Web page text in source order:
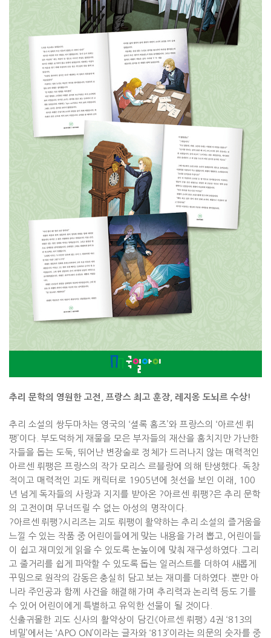
추리 문학의 영원한 고전 프랑스 최고 훈장 레지옹 도뇌르 수상!
추리 소설의 쌍두마차는 영국의 ‘셜록 홈즈’와 프랑스의 ‘아르센 뤼
팽’이다 부도덕하게 재물을 모은 부자들의 재산을 훔치지만 가난한
자들을 돕는 도둑
뛰어난 변장술로 정체가 드러나지 않는 매력적인
아르센 뤼팽은 프랑스의 작가 모리스 르블랑에 의해 탄생했다 독창
적이고 매력적인 괴도 캐릭터로 1905 년에 첫선을 보인 이래
, 100
년 넘게 독자들의 사랑과 지지를 받아온 ?아르센 뤼팽 ?은 추리 문학
의 고전이며 무너뜨릴 수 없는 아성의 명작이다
?아르센 뤼팽 ?시리즈는 괴도 뤼팽이 활약하는 추리 소설의 즐거움을
느낄 수 있는 작품 중 어린이들에게 맞는 내용을 가려 뽑고
어린이들
이 쉽고 재미있게 읽을 수 있도록 눈높이에 맞춰 재구성하였다
그리
고 줄거리를 쉽게 파악할 수 있도록 돕는 일러스트를 더하여 새롭게
꾸밈으로 원작의 감동은 충실히 담고 보는 재미를 더하였다 뿐만 아
니라 주인공과 함께 사건을 해결해 가며 추리력과 논리력 등도 기를
수 있어 어린이에게 특별하고 유익한 선물이 될 것이다
신출귀몰한 괴도 신사의 활약상이 담긴《아르센 뤼팽 》 4권 ‘813의
비밀’에서는 ‘APO ON’이라는 글자와 ‘813’이라는 의문의 숫자를 중